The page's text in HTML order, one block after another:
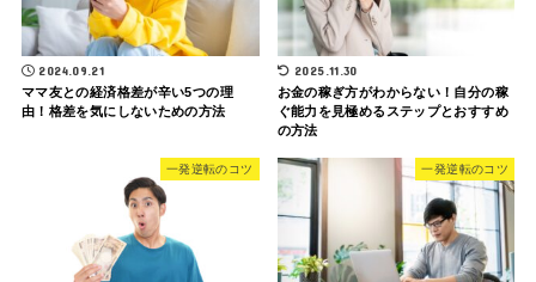
2024.09.21
ママ友との経済格差が辛い5つの理
由！格差を気にしないための方法
2025.11.30
お金の稼ぎ方がわからない！自分の稼
ぐ能力を見極めるステップとおすすめ
の方法
一発逆転のコツ 一発逆転のコツ